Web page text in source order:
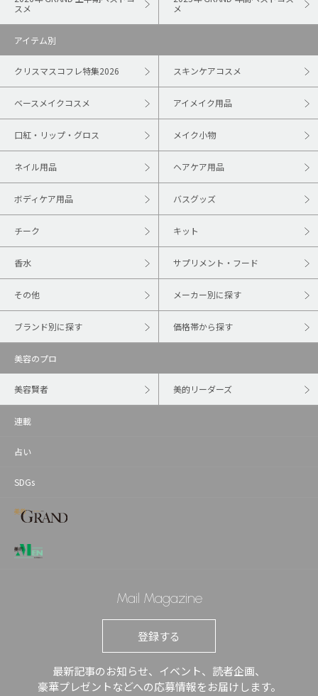
スメ
メ
アイテム別
クリスマスコフレ特集2026 スキンケアコスメ
ベースメイクコスメ アイメイク用品
口紅・リップ・グロス メイク小物
ネイル用品 ヘアケア用品
ボディケア用品 バスグッズ
チーク キット
香水 サプリメント・フード
その他 メーカー別に探す
ブランド別に探す 価格帯から探す
美容のプロ
美容賢者 美的リーダーズ
連載
占い
SDGs
Mail Magazine
登録する
最新記事のお知らせ、イベント、読者企画、
豪華プレゼントなどへの応募情報をお届けします。